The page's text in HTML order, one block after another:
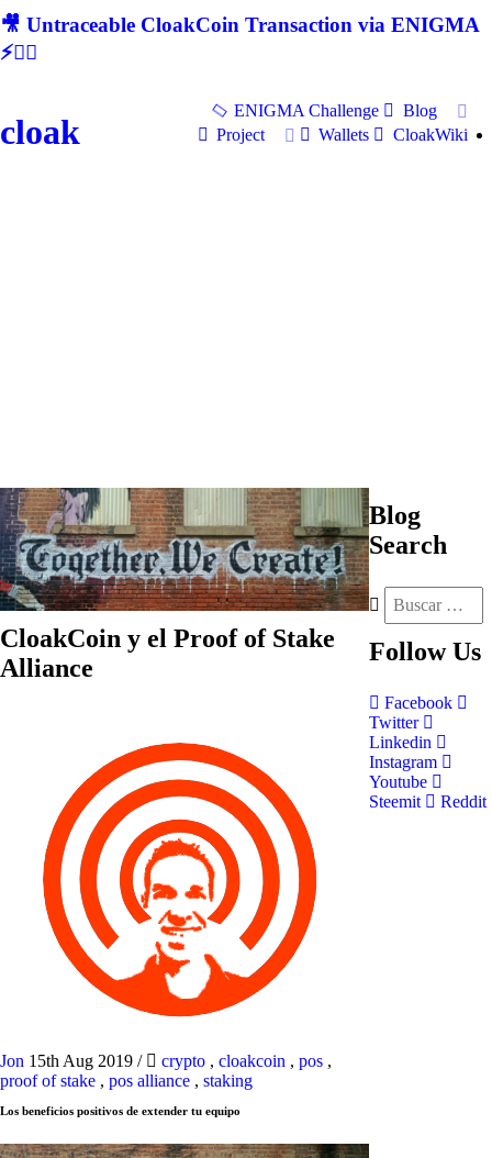
🎥 Untraceable CloakCoin Transaction via ENIGMA
⚡🕵‍♂
cloak
ENIGMA Challenge
Blog
Project
Wallets CloakWiki
CloakCoin y el Proof of Stake
Alliance
Jon 15th Aug 2019 / crypto , cloakcoin , pos ,
proof of stake , pos alliance , staking
Los beneficios positivos de extender tu equipo
Blog
Search
Follow Us
Facebook
Twitter
Linkedin
Instagram
Youtube
Steemit
Reddit